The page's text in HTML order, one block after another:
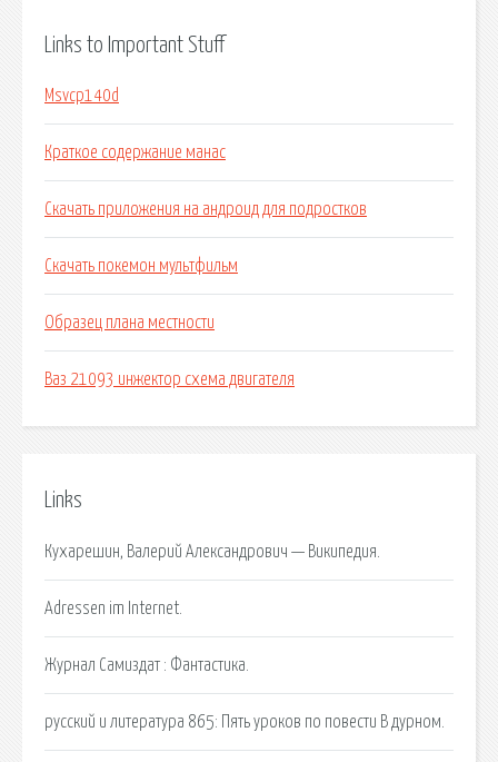
Links to Important Stuff
Msvcp140d
Краткое содержание манас
Скачать приложения на андроид для подростков
Скачать покемон мультфильм
Образец плана местности
Ваз 21093 инжектор схема двигателя
Links
Кухарешин, Валерий Александрович — Википедия.
Adressen im Internet.
Журнал Самиздат : Фантастика.
русский и литература 865: Пять уроков по повести В дурном.